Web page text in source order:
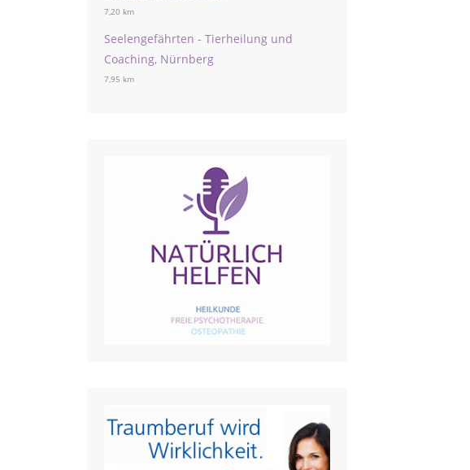
7,20 km
Seelengefährten - Tierheilung und
Coaching, Nürnberg
7,95 km